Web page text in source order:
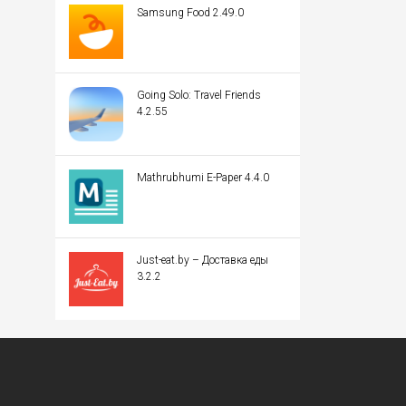
Samsung Food 2.49.0
Going Solo: Travel Friends
4.2.55
Mathrubhumi E-Paper 4.4.0
Just-eat.by – Доставка еды
3.2.2